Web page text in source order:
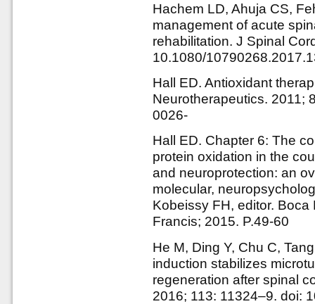
Hachem LD, Ahuja CS,
management of acute
rehabilitation. J Spinal
10.1080/
Hall ED. Antioxidant
Neurotherapeutics. 2011;
0026-
Hall ED. Chapter 6: The
protein oxidation in the
and neuroprotection: an
molecular,
Kobeissy FH, editor.
Francis; 2015. P.49-60
He M, Ding Y, Chu C,
induction stabilizes
regeneration after spinal
2016; 113: 11324–9. doi: